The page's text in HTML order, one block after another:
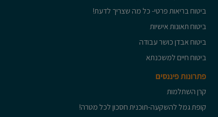
ביטוח בריאות פרטי- כל מה שצריך לדעת!
ביטוח תאונות אישיות
ביטוח אבדן כושר עבודה
ביטוח חיים למשכנתא
פתרונות פיננסים
קרן השתלמות
קופת גמל להשקעה-תוכנית חסכון לכל מטרה!